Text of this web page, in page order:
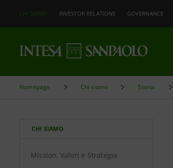
CHI SIAMO INVESTOR RELATIONS GOVERNANCE
Homepage Chi siamo Storia
CHI SIAMO
Mission, Valori e Strategia